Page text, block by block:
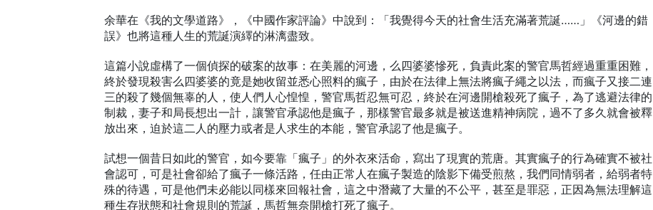
余華在《我的文學道路》，《中國作家評論》中說到：「我覺得今天的社會生活充滿著荒誕……」《河邊的錯
誤》也將這種人生的荒誕演繹的淋漓盡致。
這篇小說虛構了一個偵探的破案的故事：在美麗的河邊，么四婆婆慘死，負責此案的警官馬哲經過重重困難，
終於發現殺害么四婆婆的竟是她收留並悉心照料的瘋子，由於在法律上無法將瘋子繩之以法，而瘋子又接二連
三的殺了幾個無辜的人，使人們人心惶惶，警官馬哲忍無可忍，終於在河邊開槍殺死了瘋子，為了逃避法律的
制裁，妻子和局長想出一計，讓警官承認他是瘋子，那樣警官最多就是被送進精神病院，過不了多久就會被釋
放出來，迫於這二人的壓力或者是人求生的本能，警官承認了他是瘋子。
試想一個昔日如此的警官，如今要靠「瘋子」的外衣來活命，寫出了現實的荒唐。其實瘋子的行為確實不被社
會認可，可是社會卻給了瘋子一條活路，任由正常人在瘋子製造的陰影下備受煎熬，我們同情弱者，給弱者特
殊的待遇，可是他們未必能以同樣來回報社會，這之中潛藏了大量的不公平，甚至是罪惡，正因為無法理解這
種生存狀態和社會規則的荒誕，馬哲無奈開槍打死了瘋子。